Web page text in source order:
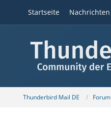
Startseite Nachrichten
Thunderbird Mail DE Forum